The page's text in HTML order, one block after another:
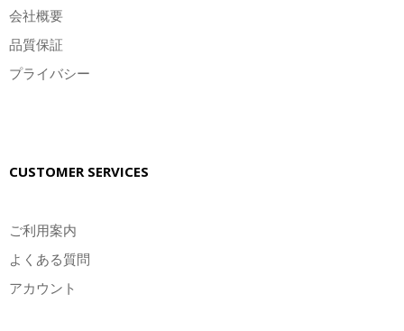
会社概要
品質保証
プライバシー
CUSTOMER SERVICES
ご利用案内
よくある質問
アカウント